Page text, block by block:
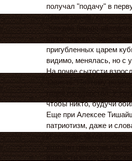
получал "подачу" в
Тем не менее, качество
"Каждое блюдо
щуки, пироги - ниже.
пригубленных царем
видимо, менялась, но с
На почве сытости
зависть. Поэтому
главе государства. У
чтобы никто, будучи
Еще при Алексее
патриотизм, даже и
И если бы какой-
возопил громогласно:
близости к телу! А